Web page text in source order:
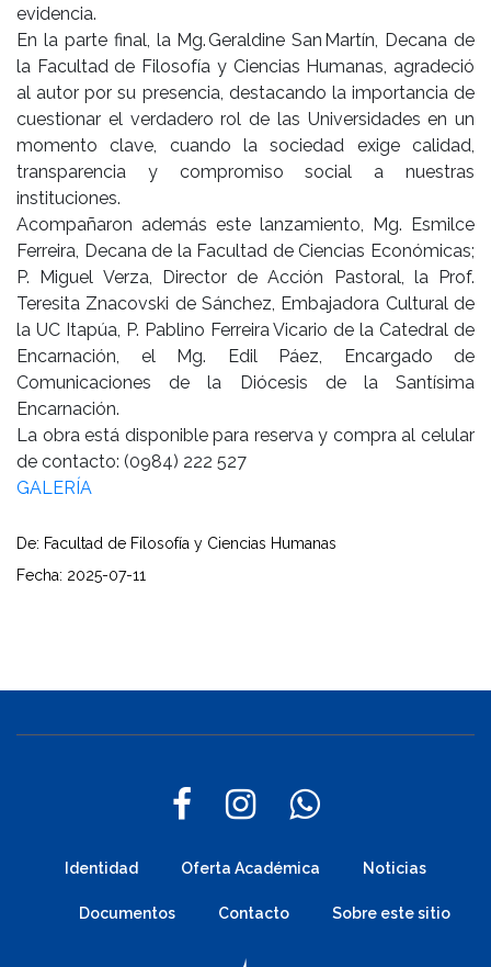
evidencia.
En la parte final, la Mg. Geraldine San Martín, Decana de
la Facultad de Filosofía y Ciencias Humanas, agradeció
al autor por su presencia, destacando la importancia de
cuestionar el verdadero rol de las Universidades en un
momento clave, cuando la sociedad exige calidad,
transparencia y compromiso social a nuestras
instituciones.
Acompañaron además este lanzamiento, Mg. Esmilce
Ferreira, Decana de la Facultad de Ciencias Económicas;
P. Miguel Verza, Director de Acción Pastoral, la Prof.
Teresita Znacovski de Sánchez, Embajadora Cultural de
la UC Itapúa, P. Pablino Ferreira Vicario de la Catedral de
Encarnación, el Mg. Edil Páez, Encargado de
Comunicaciones de la Diócesis de la Santísima
Encarnación.
La obra está disponible para reserva y compra al celular
de contacto: (0984) 222 527
GALERÍA
De: Facultad de Filosofía y Ciencias Humanas
Fecha: 2025-07-11
Identidad Oferta Académica Noticias
Documentos Contacto Sobre este sitio